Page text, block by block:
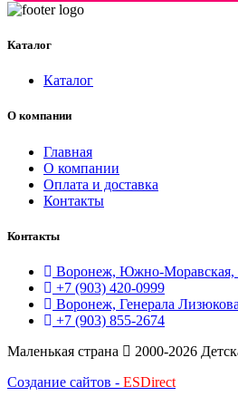
Каталог
Каталог
О компании
Главная
О компании
Оплата и доставка
Контакты
Контакты
Воронеж, Южно-Моравская,
+7 (903) 420-0999
Воронеж, Генерала
+7 (903) 855-2674
Маленькая страна
2000-2026
Создание сайтов - ESDirect